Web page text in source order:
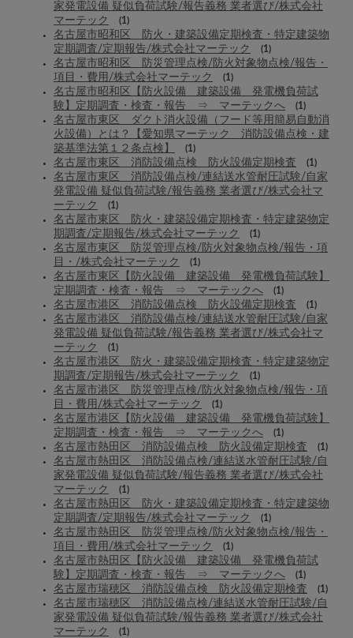
家発電設備 疑似負荷試験/報告義務 業者選び/株式会社
マーテック
(1)
名古屋市昭和区 防火・建築設備定期検査・特定建築物
定期調査/定期報告/株式会社マーテック
(1)
名古屋市昭和区 防災管理点検/防火対象物点検/報告・
項目・費用/株式会社マーテック
(1)
名古屋市昭和区【防火設備 建築設備 発電機負荷試
験】定期調査・検査・報告 ⇒ マーテックへ
(1)
名古屋市東区 ダクト消火設備（フード等用簡易自動消
火設備）とは？【愛知県マーテック 消防設備点検・建
築基準法第１２条点検】
(1)
名古屋市東区 消防設備点検 防火設備定期検査 (1)
名古屋市東区 消防設備点検/連結送水管耐圧試験/自家
発電設備 疑似負荷試験/報告義務 業者選び/株式会社マ
ーテック
(1)
名古屋市東区 防火・建築設備定期検査・特定建築物定
期調査/定期報告/株式会社マーテック
(1)
名古屋市東区 防災管理点検/防火対象物点検/報告・項
目・/株式会社マーテック
(1)
名古屋市東区【防火設備 建築設備 発電機負荷試験】
定期調査・検査・報告 ⇒ マーテックへ
(1)
名古屋市港区 消防設備点検 防火設備定期検査 (1)
名古屋市港区 消防設備点検/連結送水管耐圧試験/自家
発電設備 疑似負荷試験/報告義務 業者選び/株式会社マ
ーテック
(1)
名古屋市港区 防火・建築設備定期検査・特定建築物定
期調査/定期報告/株式会社マーテック
(1)
名古屋市港区 防災管理点検/防火対象物点検/報告・項
目・費用/株式会社マーテック
(1)
名古屋市港区【防火設備 建築設備 発電機負荷試験】
定期調査・検査・報告 ⇒ マーテックへ
(1)
名古屋市熱田区 消防設備点検 防火設備定期検査 (1)
名古屋市熱田区 消防設備点検/連結送水管耐圧試験/自
家発電設備 疑似負荷試験/報告義務 業者選び/株式会社
マーテック
(1)
名古屋市熱田区 防火・建築設備定期検査・特定建築物
定期調査/定期報告/株式会社マーテック
(1)
名古屋市熱田区 防災管理点検/防火対象物点検/報告・
項目・費用/株式会社マーテック
(1)
名古屋市熱田区【防火設備 建築設備 発電機負荷試
験】定期調査・検査・報告 ⇒ マーテックへ
(1)
名古屋市瑞穂区 消防設備点検 防火設備定期検査 (1)
名古屋市瑞穂区 消防設備点検/連結送水管耐圧試験/自
家発電設備 疑似負荷試験/報告義務 業者選び/株式会社
マーテック
(1)